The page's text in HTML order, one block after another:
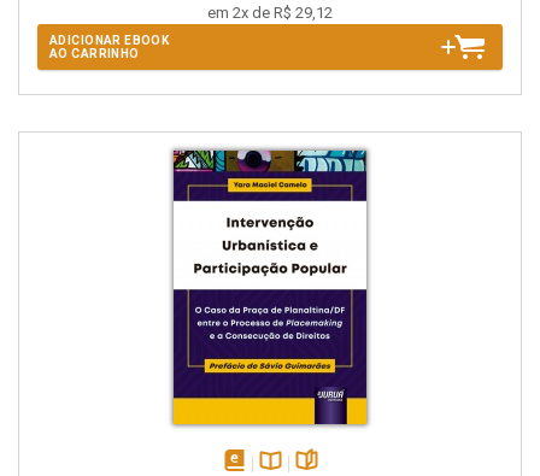
em 2x de R$ 29,12
ADICIONAR EBOOK
AO CARRINHO